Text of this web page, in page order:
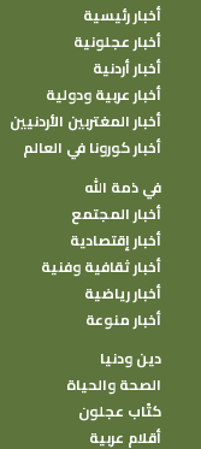
أخبار رئيسية
أخبار عجلونية
أخبار أردنية
أخبار عربية ودولية
أخبار المغتربين الأردنيين
أخبار كورونا في العالم
في ذمة الله
أخبار المجتمع
أخبار إقتصادية
أخبار ثقافية وفنية
أخبار رياضية
أخبار منوعة
دين ودنيا
الصحة والحياة
كتًاب عجلون
أقلام عربية